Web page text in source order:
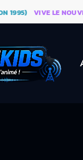
VIVE LE NOUVEAU